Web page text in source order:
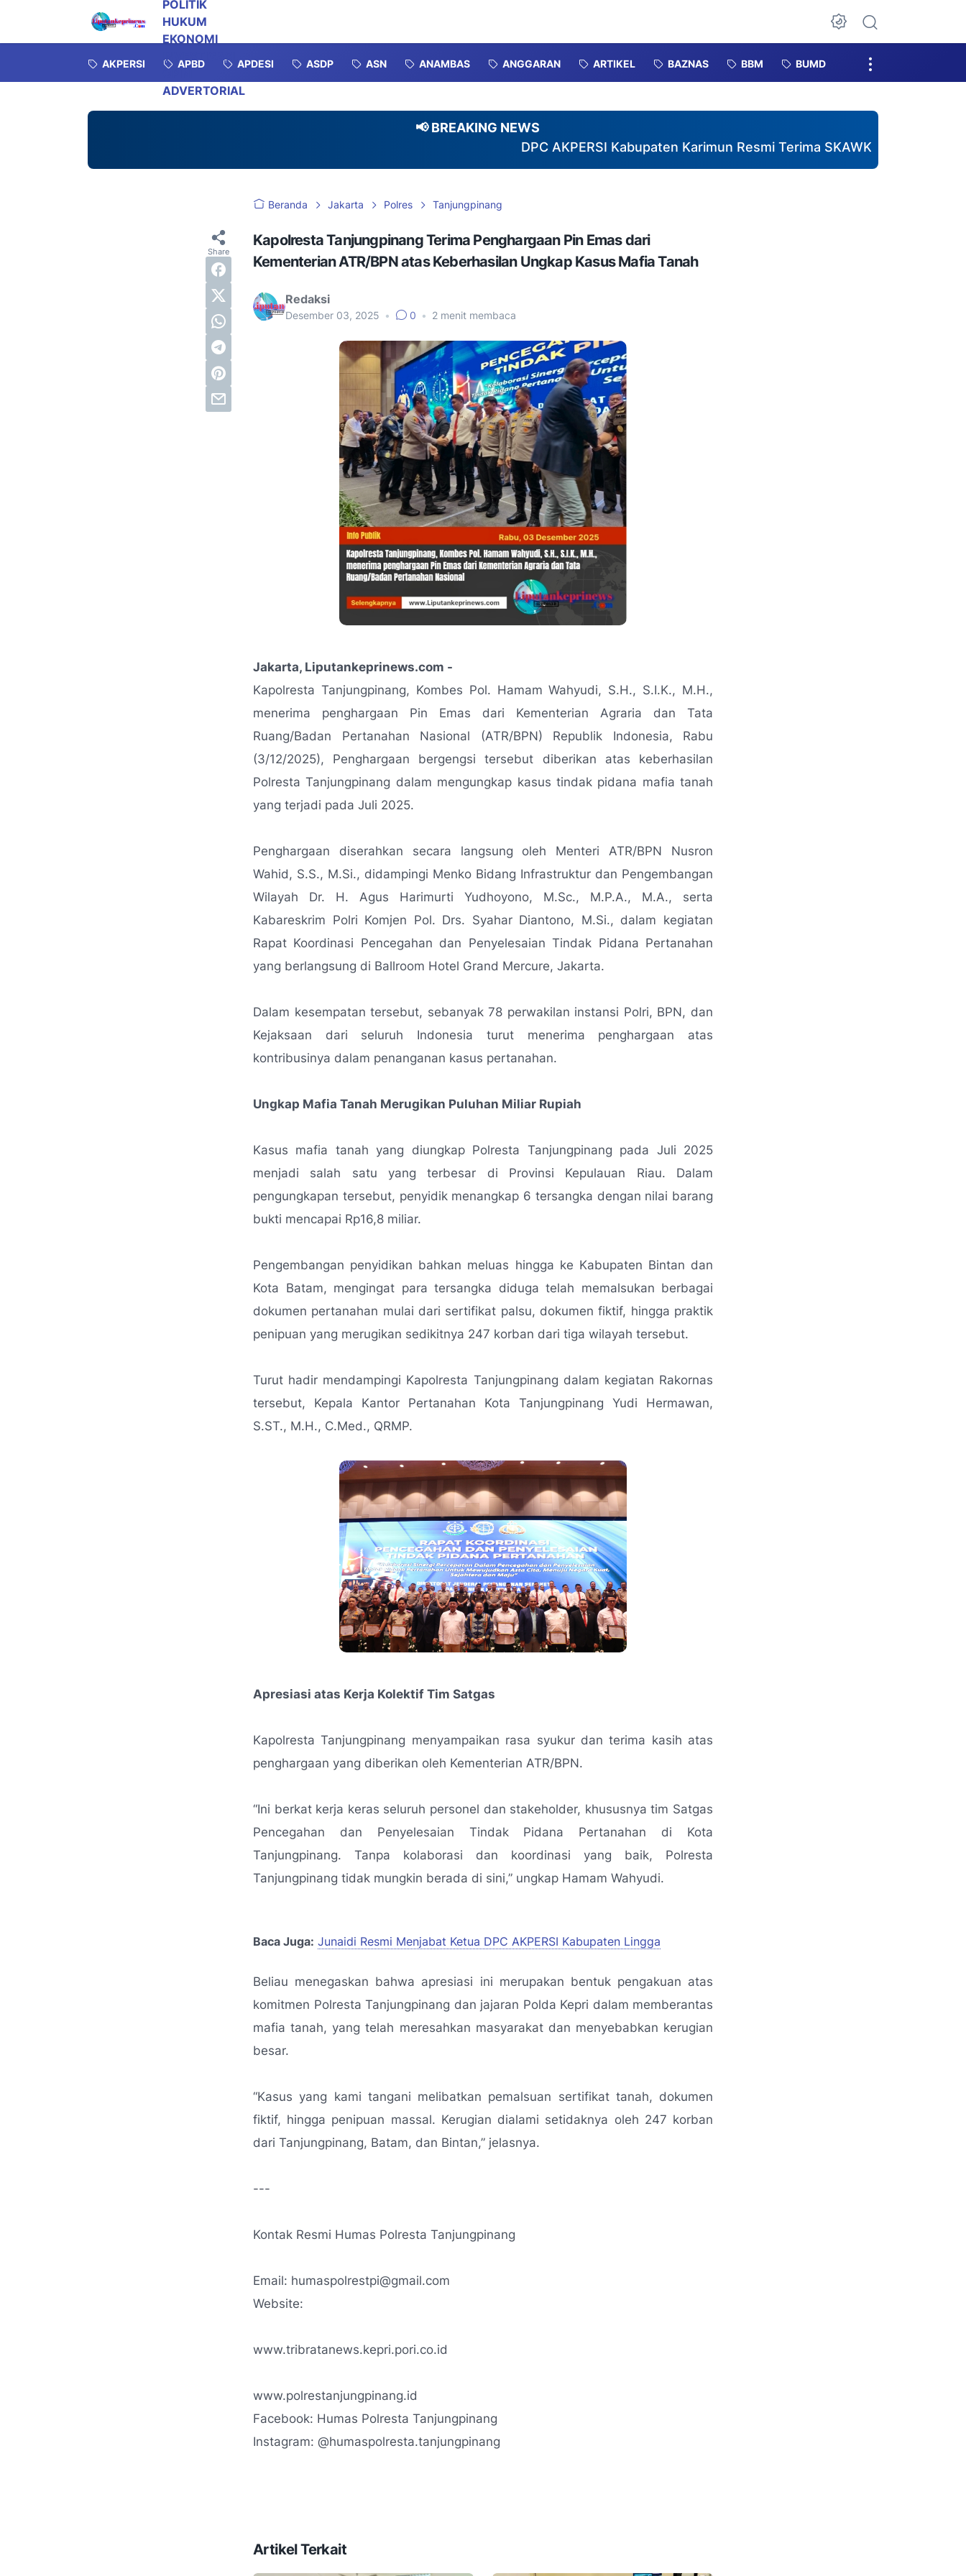
POLITIK
HUKUM
EKONOMI
INVESTIGASI
OPINI
ADVERTORIAL
Dark Mode
AKPERSI APBD APDESI ASDP ASN ANAMBAS ANGGARAN ARTIKEL BAZNAS BBM BUMD
📢 BREAKING NEWS
DPC AKPERSI Kabupaten Karimun Resmi Terima SKAWK dari Kesbangpol,
Beranda Jakarta Polres Tanjungpinang
Kapolresta Tanjungpinang Terima Penghargaan Pin Emas dari
Kementerian ATR/BPN atas Keberhasilan Ungkap Kasus Mafia Tanah
Redaksi
Desember 03, 2025 • 0 • 2 menit membaca
Jakarta, Liputankeprinews.com -
Kapolresta Tanjungpinang, Kombes Pol. Hamam Wahyudi, S.H., S.I.K., M.H.,
menerima penghargaan Pin Emas dari Kementerian Agraria dan Tata
Ruang/Badan Pertanahan Nasional (ATR/BPN) Republik Indonesia, Rabu
(3/12/2025), Penghargaan bergengsi tersebut diberikan atas keberhasilan
Polresta Tanjungpinang dalam mengungkap kasus tindak pidana mafia tanah
yang terjadi pada Juli 2025.
Penghargaan diserahkan secara langsung oleh Menteri ATR/BPN Nusron
Wahid, S.S., M.Si., didampingi Menko Bidang Infrastruktur dan Pengembangan
Wilayah Dr. H. Agus Harimurti Yudhoyono, M.Sc., M.P.A., M.A., serta
Kabareskrim Polri Komjen Pol. Drs. Syahar Diantono, M.Si., dalam kegiatan
Rapat Koordinasi Pencegahan dan Penyelesaian Tindak Pidana Pertanahan
yang berlangsung di Ballroom Hotel Grand Mercure, Jakarta.
Dalam kesempatan tersebut, sebanyak 78 perwakilan instansi Polri, BPN, dan
Kejaksaan dari seluruh Indonesia turut menerima penghargaan atas
kontribusinya dalam penanganan kasus pertanahan.
Ungkap Mafia Tanah Merugikan Puluhan Miliar Rupiah
Kasus mafia tanah yang diungkap Polresta Tanjungpinang pada Juli 2025
menjadi salah satu yang terbesar di Provinsi Kepulauan Riau. Dalam
pengungkapan tersebut, penyidik menangkap 6 tersangka dengan nilai barang
bukti mencapai Rp16,8 miliar.
Pengembangan penyidikan bahkan meluas hingga ke Kabupaten Bintan dan
Kota Batam, mengingat para tersangka diduga telah memalsukan berbagai
dokumen pertanahan mulai dari sertifikat palsu, dokumen fiktif, hingga praktik
penipuan yang merugikan sedikitnya 247 korban dari tiga wilayah tersebut.
Turut hadir mendampingi Kapolresta Tanjungpinang dalam kegiatan Rakornas
tersebut, Kepala Kantor Pertanahan Kota Tanjungpinang Yudi Hermawan,
S.ST., M.H., C.Med., QRMP.
Apresiasi atas Kerja Kolektif Tim Satgas
Kapolresta Tanjungpinang menyampaikan rasa syukur dan terima kasih atas
penghargaan yang diberikan oleh Kementerian ATR/BPN.
“Ini berkat kerja keras seluruh personel dan stakeholder, khususnya tim Satgas
Pencegahan dan Penyelesaian Tindak Pidana Pertanahan di Kota
Tanjungpinang. Tanpa kolaborasi dan koordinasi yang baik, Polresta
Tanjungpinang tidak mungkin berada di sini,” ungkap Hamam Wahyudi.
Baca Juga: Junaidi Resmi Menjabat Ketua DPC AKPERSI Kabupaten Lingga
Beliau menegaskan bahwa apresiasi ini merupakan bentuk pengakuan atas
komitmen Polresta Tanjungpinang dan jajaran Polda Kepri dalam memberantas
mafia tanah, yang telah meresahkan masyarakat dan menyebabkan kerugian
besar.
“Kasus yang kami tangani melibatkan pemalsuan sertifikat tanah, dokumen
fiktif, hingga penipuan massal. Kerugian dialami setidaknya oleh 247 korban
dari Tanjungpinang, Batam, dan Bintan,” jelasnya.
---
Kontak Resmi Humas Polresta Tanjungpinang
Email: humaspolrestpi@gmail.com
Website:
www.tribratanews.kepri.pori.co.id
www.polrestanjungpinang.id
Facebook: Humas Polresta Tanjungpinang
Instagram: @humaspolresta.tanjungpinang
Artikel Terkait